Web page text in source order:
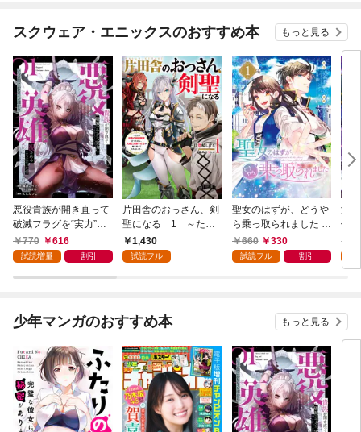
スクウェア・エニックスのおすすめ本 もっと見る
悪役貴族が開き直って
破滅フラグを“実力”で
叩き折っていたら、い
つの間にかヒロイン達
になった件（コミッ
770 616
試読増量 割引
片田舎のおっさん、剣
聖になる 1 ～ただ
の田舎の剣術師範だっ
たのに、大成した弟子
1,430
試読フル
聖女のはずが、どうや
ら乗っ取られました 1
巻660 330
試読フル 割引
漆
仲
の
ま
少年マンガのおすすめ本 もっと見る